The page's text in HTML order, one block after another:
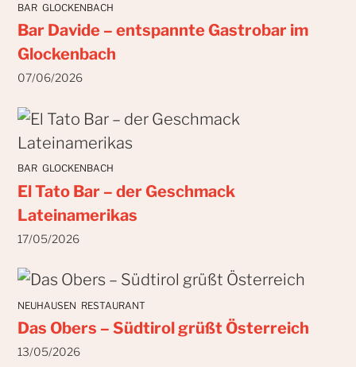
BAR GLOCKENBACH
Bar Davide – entspannte Gastrobar im
Glockenbach
07/06/2026
BAR GLOCKENBACH
El Tato Bar – der Geschmack
Lateinamerikas
17/05/2026
NEUHAUSEN RESTAURANT
Das Obers – Südtirol grüßt Österreich
13/05/2026